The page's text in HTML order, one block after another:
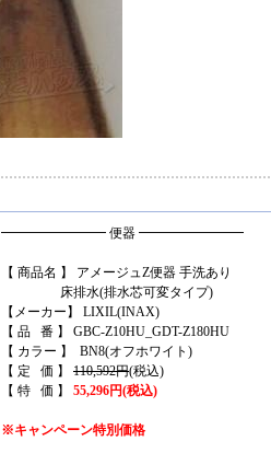
━━━━━━━━ 便器 ━━━━━━━━
【 商品名 】 アメージュZ便器 手洗あり
床排水(排水芯可変タイプ)
【メーカー】 LIXIL(INAX)
【 品 番 】 GBC-Z10HU_GDT-Z180HU
【 カラー 】 BN8(オフホワイト)
【 定 価 】 110,592円(税込)
【 特 価 】 55,296円(税込)
※キャンペーン特別価格